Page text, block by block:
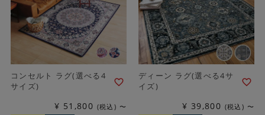
コンセルト ラグ(選べる4
サイズ)
¥ 51,800 税込 〜
ディーン ラグ(選べる4サ
イズ)
¥ 39,800 税込 〜